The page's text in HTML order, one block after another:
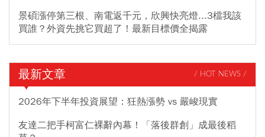
景碩漲停第三根、南電返千元，欣興快亮燈...3檔我該
買誰？外資先挑它買超了！最新目標價全揭露
最新文章 / HOT NEWS /
2026年下半年投資展望：狂熱漲勢 vs 嚴峻現實
友達二把手柯富仁裸辭內幕！「落後群創」成最後稻